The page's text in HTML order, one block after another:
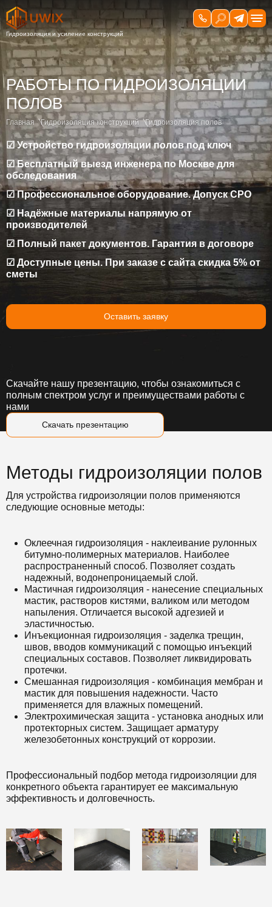
РАБОТЫ ПО ГИДРОИЗОЛЯЦИИ
ПОЛОВ
Главная Гидроизоляция конструкций Гидроизоляция полов
☑ Устройство гидроизоляции полов под ключ
☑ Бесплатный выезд инженера по Москве для
обследования
☑ Профессиональное оборудование. Допуск СРО
☑ Надёжные материалы напрямую от
производителей
☑ Полный пакет документов. Гарантия в договоре
☑ Доступные цены. При заказе с сайта скидка 5% от
сметы
Оставить заявку
Скачать презентацию
Скачайте нашу презентацию, чтобы ознакомиться с
полным спектром услуг и преимуществами работы с
нами
Методы гидроизоляции полов
Для устройства гидроизоляции полов применяются
следующие основные методы:
Оклеечная гидроизоляция - наклеивание рулонных
битумно-полимерных материалов. Наиболее
распространенный способ. Позволяет создать
надежный, водонепроницаемый слой.
Мастичная гидроизоляция - нанесение специальных
мастик, растворов кистями, валиком или методом
напыления. Отличается высокой адгезией и
эластичностью.
Инъекционная гидроизоляция - заделка трещин,
швов, вводов коммуникаций с помощью инъекций
специальных составов. Позволяет ликвидировать
протечки.
Смешанная гидроизоляция - комбинация мембран и
мастик для повышения надежности. Часто
применяется для влажных помещений.
Электрохимическая защита - установка анодных или
протекторных систем. Защищает арматуру
железобетонных конструкций от коррозии.
Профессиональный подбор метода гидроизоляции для
конкретного объекта гарантирует ее максимальную
эффективность и долговечность.